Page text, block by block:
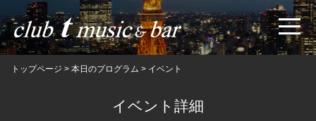
トップページ > 本日のプログラム > イベント
イベント詳細